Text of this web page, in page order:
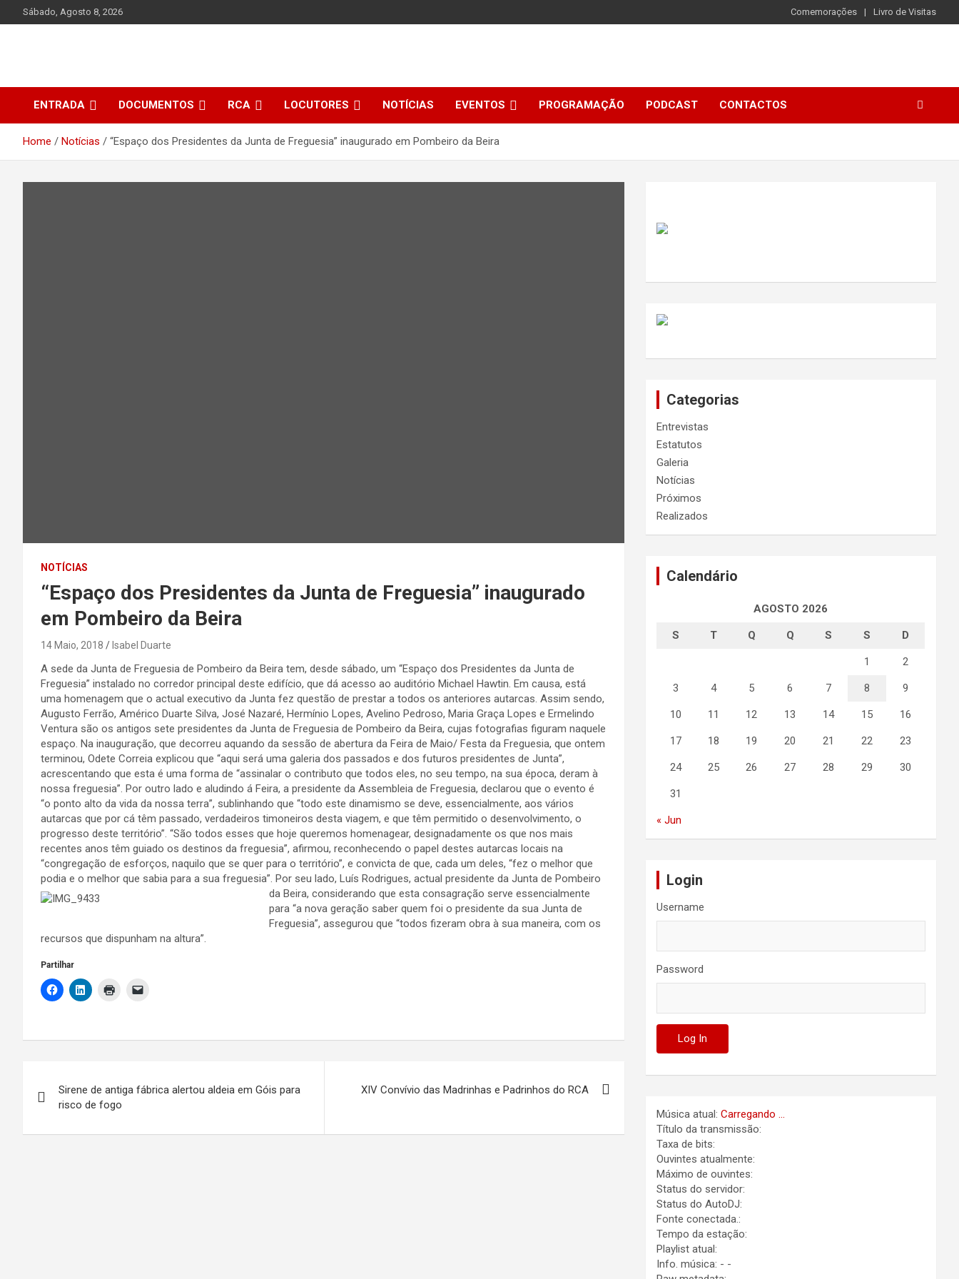
to
Sábado, Agosto 8, 2026 Comemorações Livro de Visitas
ENTRADA DOCUMENTOS RCA LOCUTORES NOTÍCIAS EVENTOS PROGRAMAÇÃO PODCAST CONTACTOS
Home Notícias “Espaço dos Presidentes da Junta de Freguesia” inaugurado em Pombeiro da Beira
NOTÍCIAS
“Espaço dos Presidentes da Junta de Freguesia” inaugurado
em Pombeiro da Beira
14 Maio, 2018 Isabel Duarte
A sede da Junta de Freguesia de Pombeiro da Beira tem, desde sábado, um “Espaço dos Presidentes da Junta de
Freguesia” instalado no corredor principal deste edifício, que dá acesso ao auditório Michael Hawtin. Em causa, está
uma homenagem que o actual executivo da Junta fez questão de prestar a todos os anteriores autarcas. Assim sendo,
Augusto Ferrão, Américo Duarte Silva, José Nazaré, Hermínio Lopes, Avelino Pedroso, Maria Graça Lopes e Ermelindo
Ventura são os antigos sete presidentes da Junta de Freguesia de Pombeiro da Beira, cujas fotografias figuram naquele
espaço. Na inauguração, que decorreu aquando da sessão de abertura da Feira de Maio/ Festa da Freguesia, que ontem
terminou, Odete Correia explicou que “aqui será uma galeria dos passados e dos futuros presidentes de Junta”,
acrescentando que esta é uma forma de “assinalar o contributo que todos eles, no seu tempo, na sua época, deram à
nossa freguesia”. Por outro lado e aludindo á Feira, a presidente da Assembleia de Freguesia, declarou que o evento é
“o ponto alto da vida da nossa terra”, sublinhando que “todo este dinamismo se deve, essencialmente, aos vários
autarcas que por cá têm passado, verdadeiros timoneiros desta viagem, e que têm permitido o desenvolvimento, o
progresso deste território”. “São todos esses que hoje queremos homenagear, designadamente os que nos mais
recentes anos têm guiado os destinos da freguesia”, afirmou, reconhecendo o papel destes autarcas locais na
“congregação de esforços, naquilo que se quer para o território”, e convicta de que, cada um deles, “fez o melhor que
podia e o melhor que sabia para a sua freguesia”. Por seu lado, Luís Rodrigues, actual presidente da Junta de Pombeiro
da Beira, considerando que esta consagração serve essencialmente
para “a nova geração saber quem foi o presidente da sua Junta de
Freguesia”, assegurou que “todos fizeram obra à sua maneira, com os
recursos que dispunham na altura”.
Partilhar
de
artigos
Sirene de antiga fábrica alertou aldeia em Góis para
risco de fogo
XIV Convívio das Madrinhas e Padrinhos do RCA
Categorias
Entrevistas
Estatutos
Galeria
Notícias
Próximos
Realizados
Calendário
AGOSTO 2026
S T Q Q S S D
1 2
3 4 5 6 7 8 9
10 11 12 13 14 15 16
17 18 19 20 21 22 23
24 25 26 27 28 29 30
31
« Jun
Login
Username
Password
Música atual:Carregando ...
Título da transmissão:
Taxa de bits:
Ouvintes atualmente:
Máximo de ouvintes:
Status do servidor:
Status do AutoDJ:
Fonte conectada.:
Tempo da estação:
Playlist atual:
Info. música: - -